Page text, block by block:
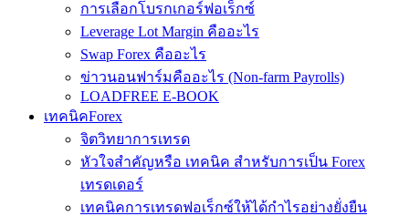
การเลือกโบรกเกอร์ฟอเร็กซ์
Leverage Lot Margin คืออะไร
Swap Forex คืออะไร
ข่าวนอนฟาร์มคืออะไร (Non-farm Payrolls)
LOADFREE E-BOOK
เทคนิคForex
จิตวิทยาการเทรด
หัวใจสำคัญหรือ เทคนิค สำหรับการเป็น Forex
เทรดเดอร์
เทคนิคการเทรดฟอเร็กซ์ให้ได้กำไรอย่างยั่งยืน